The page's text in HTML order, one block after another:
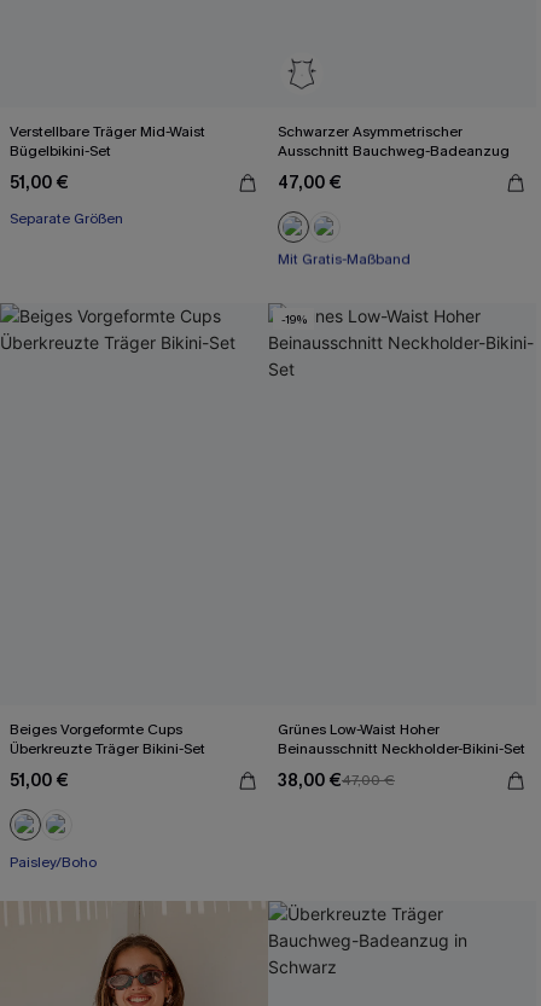
Verstellbare Träger Mid-Waist
Bügelbikini-Set
51,00 €
Separate Größen
Schwarzer Asymmetrischer
Ausschnitt Bauchweg-Badeanzug
47,00 €
Mit Gratis-Maßband
Bauch Kontrolle
Beiges Vorgeformte Cups
Überkreuzte Träger Bikini-Set
51,00 €
Paisley/Boho
-19%
Grünes Low-Waist Hoher
Beinausschnitt Neckholder-Bikini-Set
38,00 €47,00 €